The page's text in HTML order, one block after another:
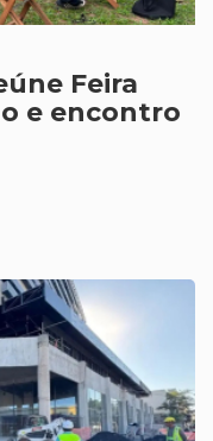
Feira
e encontro